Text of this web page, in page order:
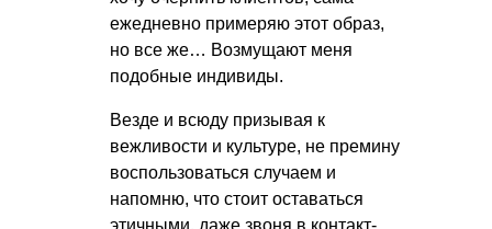
ежедневно примеряю этот образ,
но все же… Возмущают меня
подобные индивиды.
Везде и всюду призывая к
вежливости и культуре, не премину
воспользоваться случаем и
напомню, что стоит оставаться